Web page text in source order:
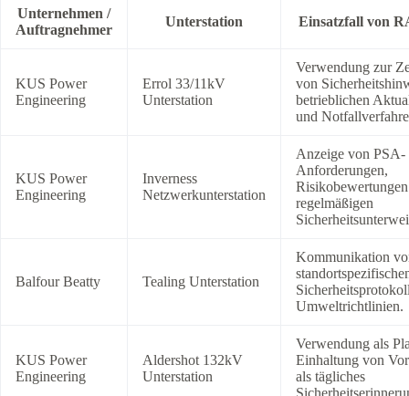
Unternehmen /
Auftragnehmer
Unterstation Einsatzfall von
KUS Power
Engineering
Errol 33/11kV
Unterstation
Verwendung zur
von
betrieblichen
und
KUS Power
Engineering
Inverness
Netzwerkunterstation
Anzeige von PSA-
Anforderungen,
regelmäßigen
Balfour Beatty Tealing Unterstation
Kommunikation
Umweltrichtlinien.
KUS Power
Engineering
Aldershot 132kV
Unterstation
Verwendung als
Einhaltung von
als tägliches